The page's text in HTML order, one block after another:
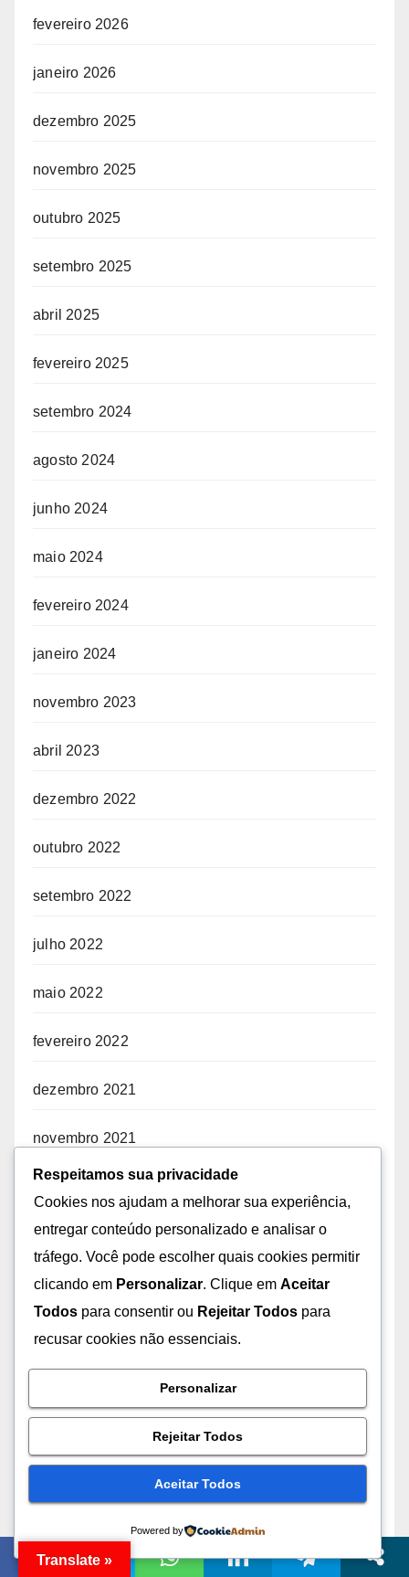
fevereiro 2026
janeiro 2026
dezembro 2025
novembro 2025
outubro 2025
setembro 2025
abril 2025
fevereiro 2025
setembro 2024
agosto 2024
junho 2024
maio 2024
fevereiro 2024
janeiro 2024
novembro 2023
abril 2023
dezembro 2022
outubro 2022
setembro 2022
julho 2022
maio 2022
fevereiro 2022
dezembro 2021
novembro 2021
outubro 2021
setembro 2021
julho 2021
março 2021
Translate »
Respeitamos sua privacidade
Cookies nos ajudam a melhorar sua experiência,
entregar conteúdo personalizado e analisar o
tráfego. Você pode escolher quais cookies permitir
clicando em Personalizar. Clique em Aceitar
Todos para consentir ou Rejeitar Todos para
recusar cookies não essenciais.
Personalizar
Rejeitar Todos
Aceitar Todos
Powered by